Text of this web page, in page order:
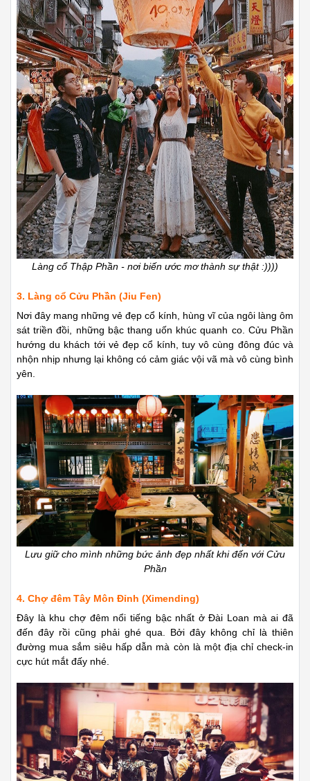
Làng cổ Thập Phần - nơi biến ước mơ thành sự thật :))))
3. Làng cổ Cửu Phần (Jiu Fen)
Nơi đây mang những vẻ đẹp cổ kính, hùng vĩ của ngôi làng ôm
sát triền đồi, những bậc thang uốn khúc quanh co. Cửu Phần
hướng du khách tới vẻ đẹp cổ kính, tuy vô cùng đông đúc và
nhộn nhịp nhưng lại không có cảm giác vội vã mà vô cùng bình
yên.
Lưu giữ cho mình những bức ảnh đẹp nhất khi đến với Cửu
Phần
4. Chợ đêm Tây Môn Đỉnh (Ximending)
Đây là khu chợ đêm nổi tiếng bậc nhất ở Đài Loan mà ai đã
đến đây rồi cũng phải ghé qua. Bởi đây không chỉ là thiên
đường mua sắm siêu hấp dẫn mà còn là một địa chỉ check-in
cực hút mắt đấy nhé.